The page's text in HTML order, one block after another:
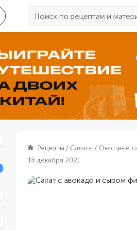
Рецепты Салаты
Овощные
18 декабря 2021